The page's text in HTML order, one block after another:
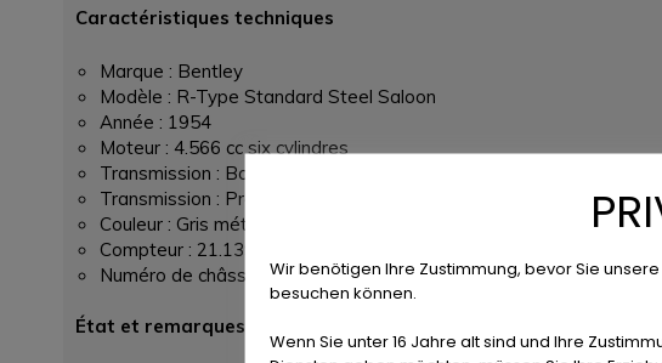
Caractéristiques techniques
Marque : Bentley
Modèle : R-Type Standard Steel Saloon
Année : 1954
Moteur : 4.566 cc six cylindres
Transmission : Boîte automatique
Transmission : Propulsion
Couleur : Gris métallisé – noir
Compteur : 21.139 miles (kilométrage affiché)
Numéro de châssis : B18XF
État et remarques
Wir benötigen Ihre Zustimmung, bevor Sie
besuchen können.
Wenn Sie unter 16 Jahre alt sind und Ihre